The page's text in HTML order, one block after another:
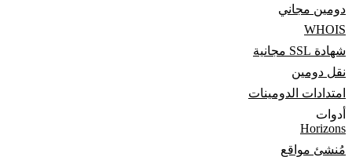
دومين مجاني
WHOIS
شهادة SSL مجانية
نقل دومين
امتدادات الدومينات
أدوات
Horizons
مُنشئ مواقع